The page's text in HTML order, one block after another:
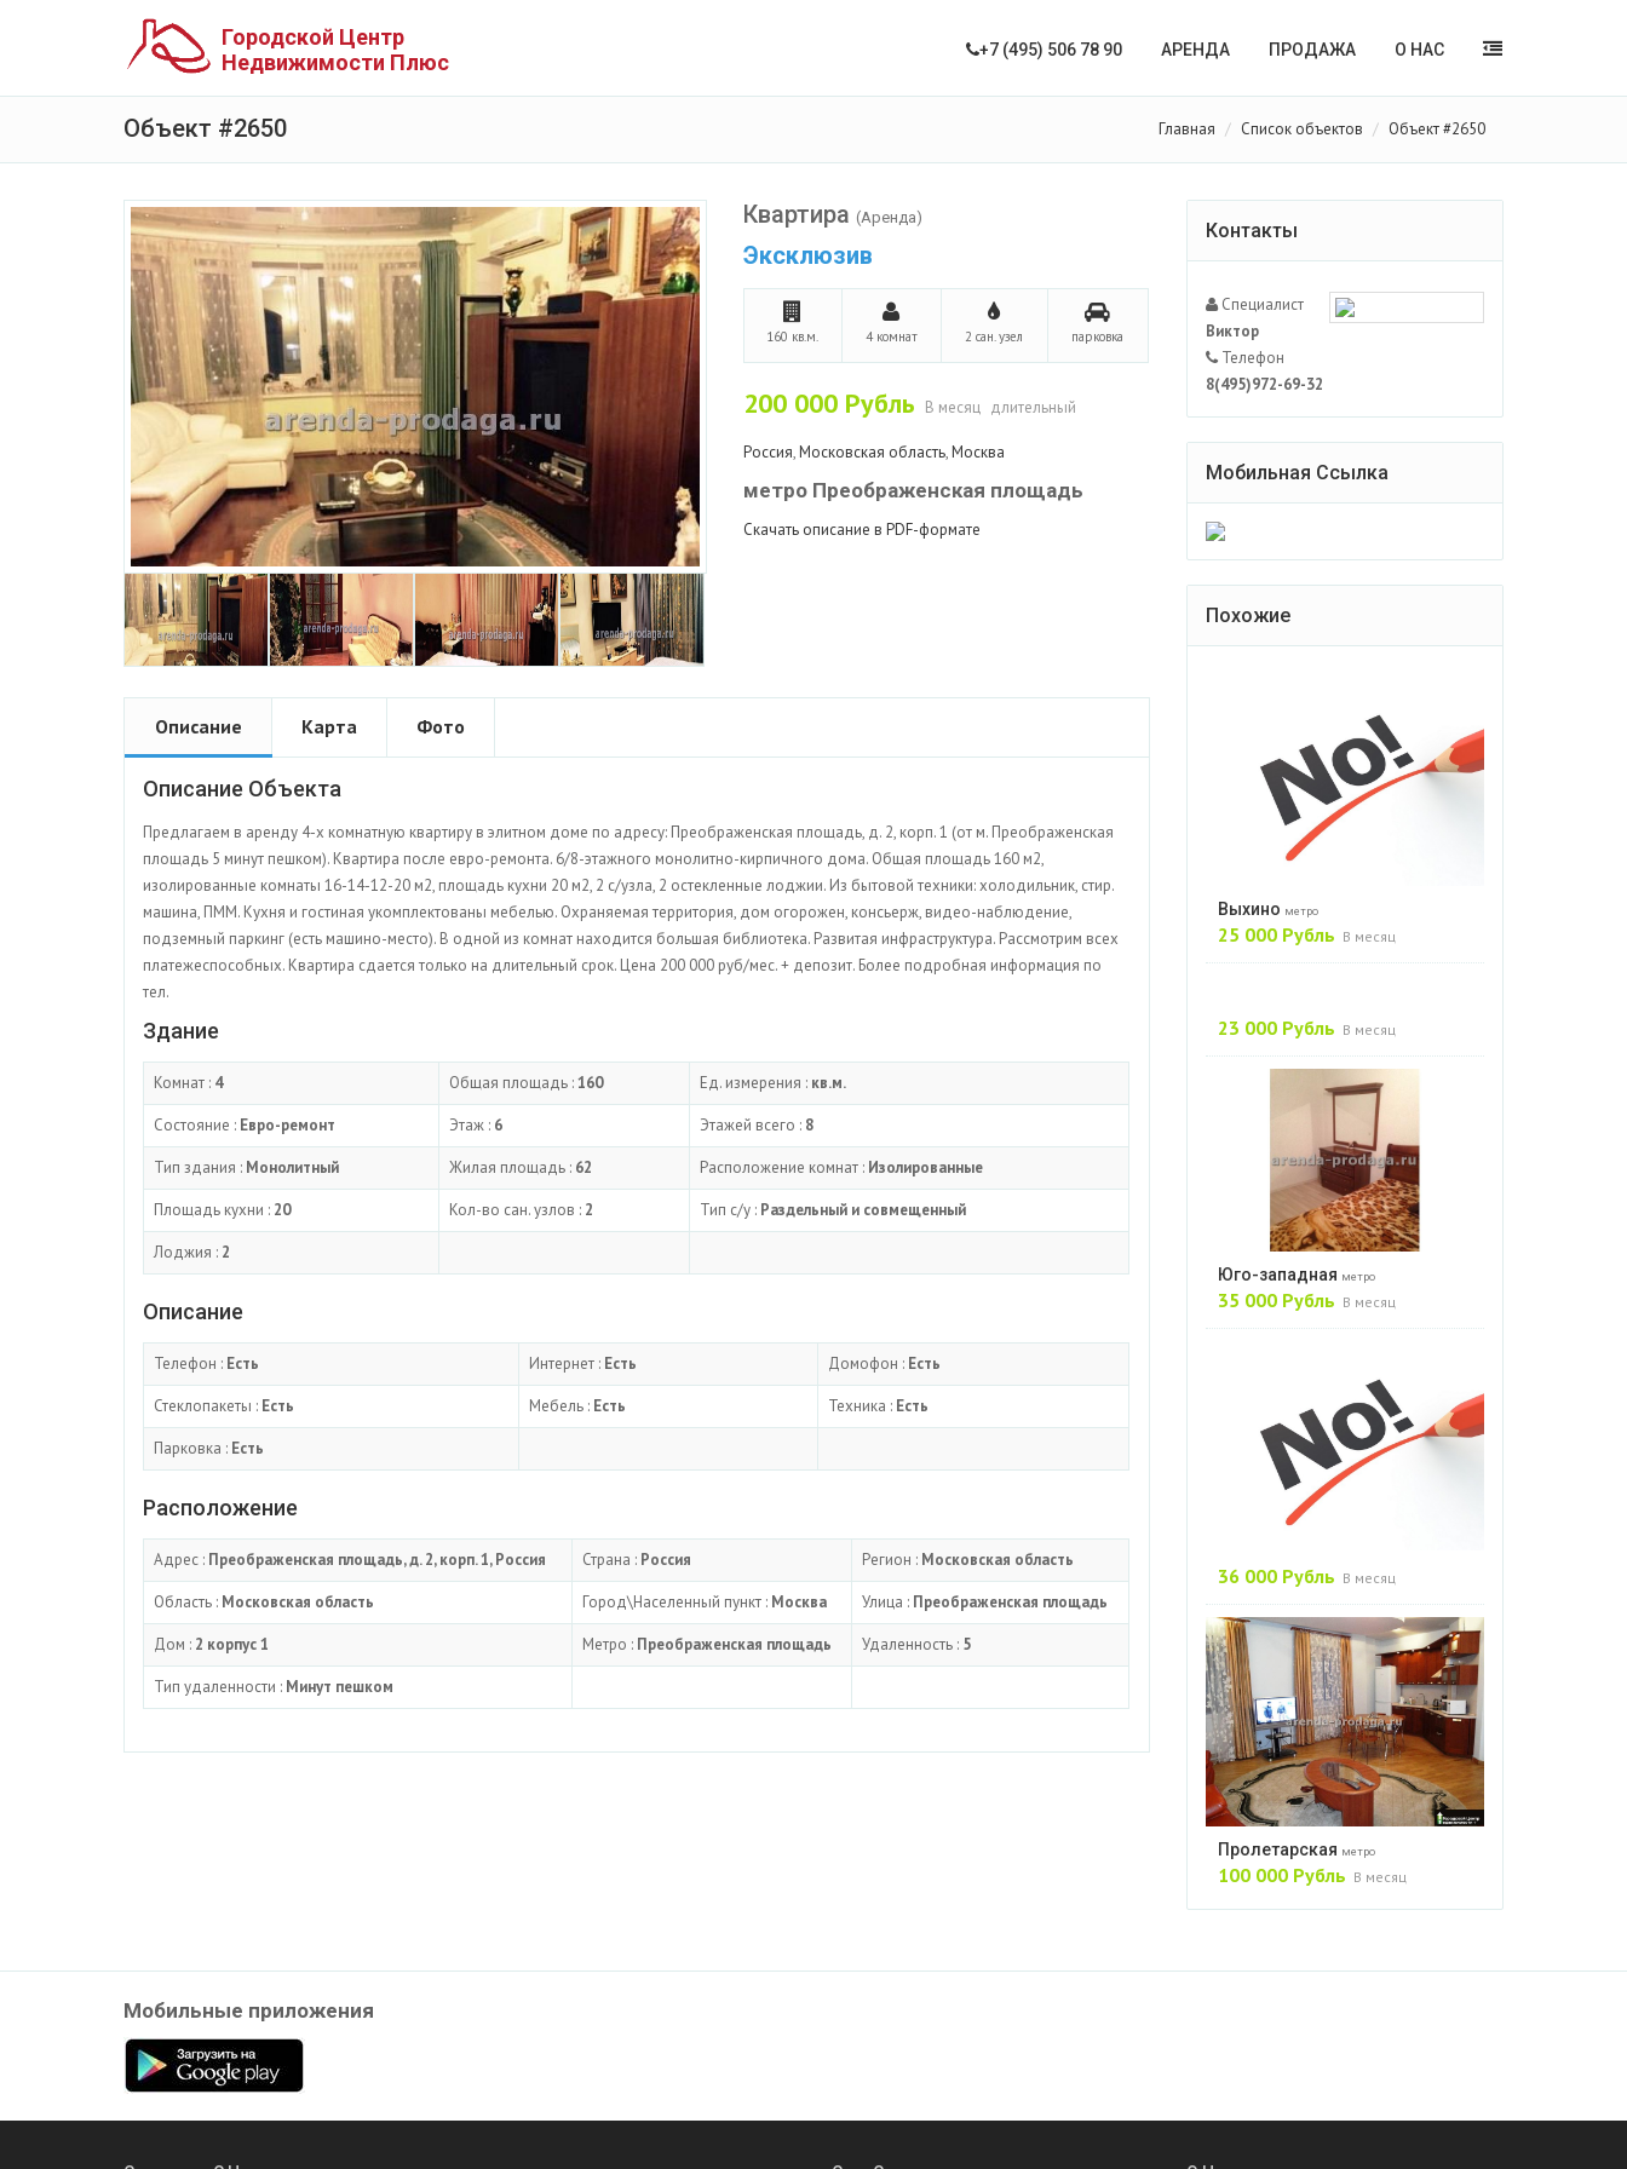
Городской Центр
Недвижимости Плюс
+7 (495) 506 78 90 АРЕНДА ПРОДАЖА О НАС
Объект #2650 Главная Список объектов Объект #2650
Квартира (Аренда)
Эксклюзив
160 кв.м. 4 комнат 2 сан. узел парковка
200 000 Рубль В месяц длительный
Россия,Московская область,Москва
метро Преображенская площадь
Скачать описание в PDF-формате
Описание Карта Фото
Описание Объекта
Предлагаем в аренду 4-х комнатную квартиру в элитном доме по адресу: Преображенская площадь, д. 2, корп. 1 (от м. Преображенская
площадь 5 минут пешком). Квартира после евро-ремонта. 6/8-этажного монолитно-кирпичного дома. Общая площадь 160 м2,
изолированные комнаты 16-14-12-20 м2, площадь кухни 20 м2, 2 с/узла, 2 остекленные лоджии. Из бытовой техники: холодильник, стир.
машина, ПММ. Кухня и гостиная укомплектованы мебелью. Охраняемая территория, дом огорожен, консьерж, видео-наблюдение,
подземный паркинг (есть машино-место). В одной из комнат находится большая библиотека. Развитая инфраструктура. Рассмотрим всех
платежеспособных. Квартира сдается только на длительный срок. Цена 200 000 руб/мес. + депозит. Более подробная информация по
тел.
Здание
Комнат : 4 Общая площадь :160 Ед. измерения : кв.м.
Состояние : Евро-ремонт Этаж : 6 Этажей всего : 8
Тип здания : Монолитный Жилая площадь : 62 Расположение комнат : Изолированные
Площадь кухни : 20 Кол-во сан. узлов : 2 Тип с/у : Раздельный и совмещенный
Лоджия : 2
Описание
Телефон : Есть Интернет : Есть Домофон : Есть
Стеклопакеты : Есть Мебель : Есть Техника : Есть
Парковка : Есть
Расположение
Адрес : Преображенская площадь, д. 2, корп. 1, Россия Страна : Россия Регион : Московская область
Область : Московская область Город\Населенный пункт : Москва Улица : Преображенская площадь
Дом : 2 корпус 1 Метро : Преображенская площадь Удаленность : 5
Тип удаленности : Минут пешком
Контакты
Специалист
Виктор
Телефон
8(495)972-69-32
Мобильная Ссылка
Похожие
Выхино метро
25 000 Рубль В месяц
23 000 Рубль В месяц
Юго-западная метро
35 000 Рубль В месяц
36 000 Рубль В месяц
Пролетарская метро
100 000 Рубль В месяц
Мобильные приложения